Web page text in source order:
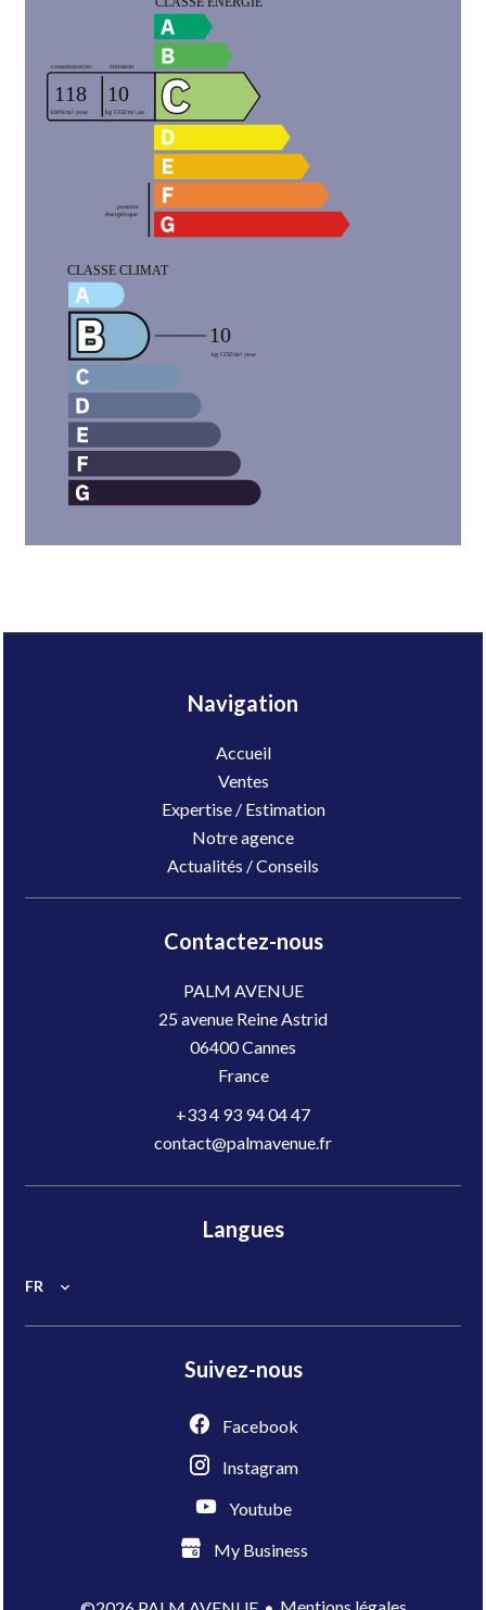
Navigation
Accueil
Ventes
Expertise / Estimation
Notre agence
Actualités / Conseils
Contactez-nous
PALM AVENUE
25 avenue Reine Astrid
06400Cannes
France
+33 4 93 94 04 47
contact@palmavenue.fr
Langues
FR
Suivez-nous
Facebook
Instagram
Youtube
My Business